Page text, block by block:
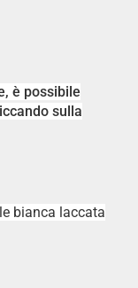
è possibile
sulla
bianca laccata